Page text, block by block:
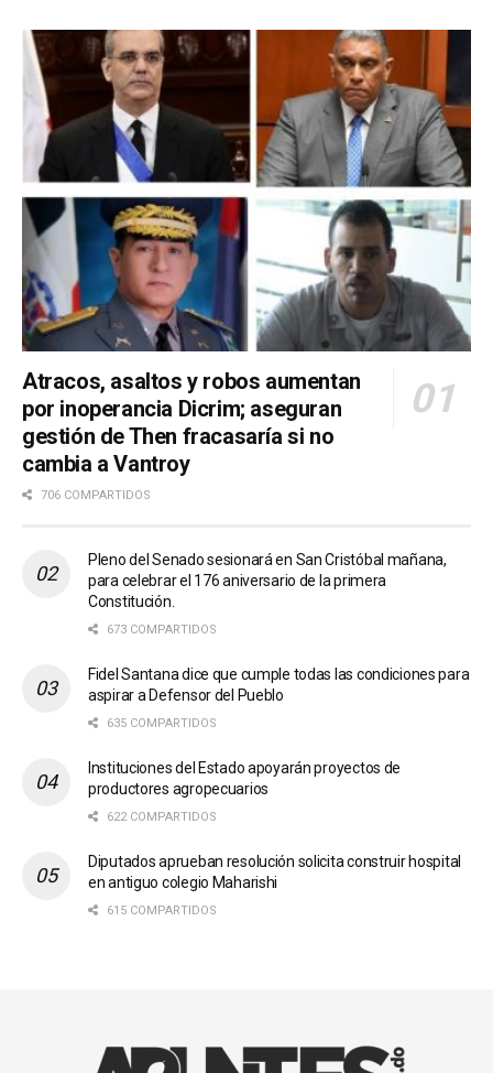
Atracos, asaltos y robos aumentan
por inoperancia Dicrim; aseguran
gestión de Then fracasaría si no
cambia a Vantroy
706 COMPARTIDOS
Pleno del Senado sesionará en San Cristóbal mañana,
para celebrar el 176 aniversario de la primera
Constitución.
673 COMPARTIDOS
Fidel Santana dice que cumple todas las condiciones para
aspirar a Defensor del Pueblo
635 COMPARTIDOS
Instituciones del Estado apoyarán proyectos de
productores agropecuarios
622 COMPARTIDOS
Diputados aprueban resolución solicita construir hospital
en antiguo colegio Maharishi
615 COMPARTIDOS